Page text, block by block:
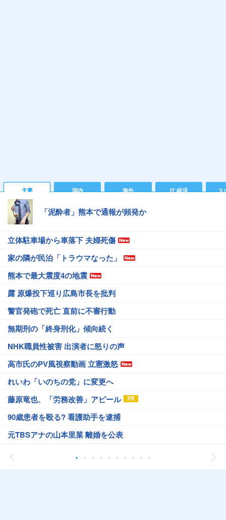
主要 国内 海外 IT 経済 ス
「泥酔者」熊本で通報が頻発か
立体駐車場から車落下 夫婦死傷
家の隣が民泊「トラウマなった」
熊本で最大震度4の地震
露 原爆投下巡り広島市長を批判
警官発砲で死亡 直前に不審行動
無期刑の「終身刑化」傾向続く
NHK職員性被害 出演者に怒りの声
高市氏のPV風視察動画 立憲激怒
れいわ「いのちの党」に変更へ
藤原竜也、「労務改善」アピール
90歳患者を殴る? 看護助手を逮捕
元TBSアナの山本里菜 離婚を公表